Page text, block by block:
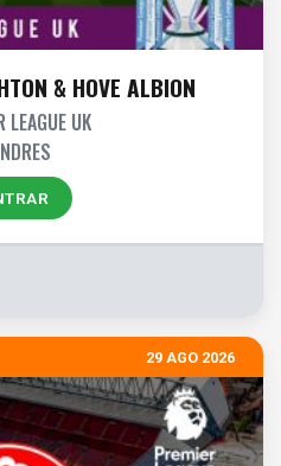
& HOVE ALBION
LEAGUE UK
29 AGO 2026